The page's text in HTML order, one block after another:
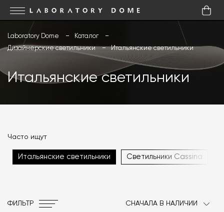
Laboratory Dome
Каталог
Дизайнерские светильники
Итальянские светильники
Итальянские светильники
Часто ищут
Светильники Cassina
Итальянские светильники
ФИЛЬТР СНАЧАЛА В НАЛИЧИИ